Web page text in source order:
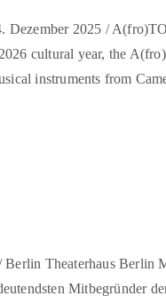
Dezember 2025 /
cultural year, the
instruments from
Berlin Theaterhaus Berlin
Mitbegründer